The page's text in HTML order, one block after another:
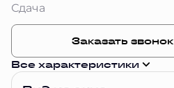
Сдача
Заказать звонок
Все характеристики